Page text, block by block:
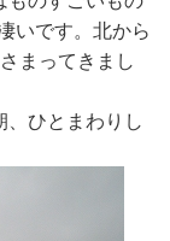
いです。北から
まってきまし
、ひとまわりし